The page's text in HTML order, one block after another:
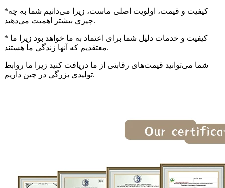
*کیفیت و قیمت، اولویت اصلی ماست، زیرا می‌دانیم شما به چه
چیزی بیشتر اهمیت می‌دهید.
* کیفیت و خدمات دلیل شما برای اعتماد به ما خواهد بود زیرا ما
معتقدیم که آنها زندگی ما هستند.
شما می‌توانید قیمت‌های رقابتی از ما دریافت کنید زیرا ما روابط
تولیدی بزرگی در چین داریم.